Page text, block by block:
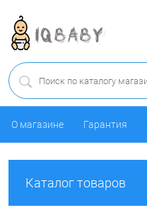
О магазине Гарантия
Каталог товаров